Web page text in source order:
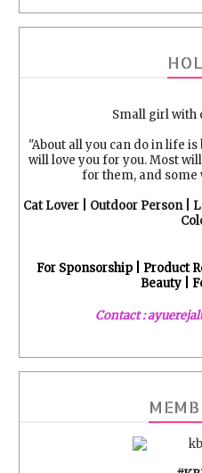
Small girl with
"About all you can do in life
will love you for you. Most
for them, and some
Cat Lover | Outdoor Person |
For Sponsorship | Product
Beauty |
Contact :